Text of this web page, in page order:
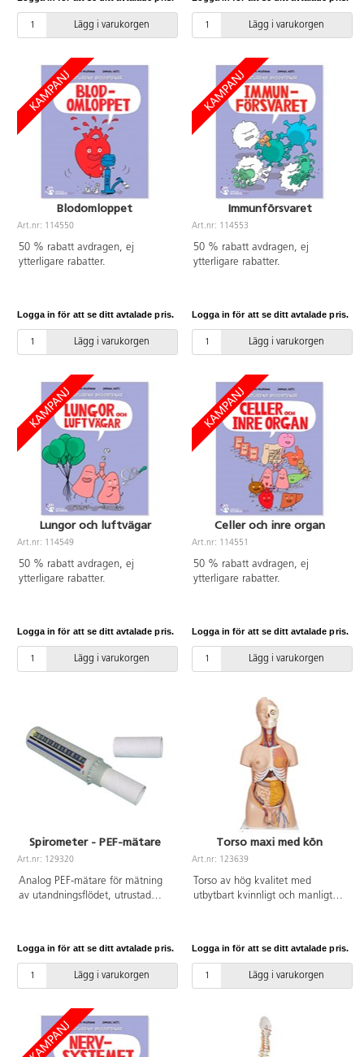
Lägg i varukorgen Lägg i varukorgen
Blodomloppet
Art.nr: 114550
50 % rabatt avdragen, ej
ytterligare rabatter.
Logga in för att se ditt avtalade pris.
Lägg i varukorgen
Immunförsvaret
Art.nr: 114553
50 % rabatt avdragen, ej
ytterligare rabatter.
Logga in för att se ditt avtalade pris.
Lägg i varukorgen
Lungor och luftvägar
Art.nr: 114549
50 % rabatt avdragen, ej
ytterligare rabatter.
Logga in för att se ditt avtalade pris.
Lägg i varukorgen
Celler och inre organ
Art.nr: 114551
50 % rabatt avdragen, ej
ytterligare rabatter.
Logga in för att se ditt avtalade pris.
Lägg i varukorgen
Spirometer - PEF-mätare
Art.nr: 129320
Analog PEF-mätare för mätning
av utandningsflödet, utrustad
Köp till engångsmunstycken: art
Logga in för att se ditt avtalade pris.
Lägg i varukorgen
Torso maxi med kön
Art.nr: 123639
Torso av hög kvalitet med
utbytbart kvinnligt och manligt
anatomi. Innehåll: huvud i 2
delar, bröstkorg med bröst, 2
lungor, hjärta i 2 delar, magsäck
snitt av njure, kvinnligt och
manligt könsorgan i 2 resp. 4
Logga in för att se ditt avtalade pris.
Lägg i varukorgen